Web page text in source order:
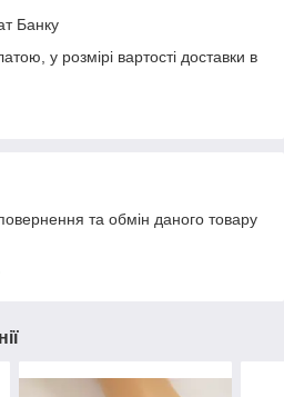
Банку
у розмірі вартості доставки в
та обмін даного товару